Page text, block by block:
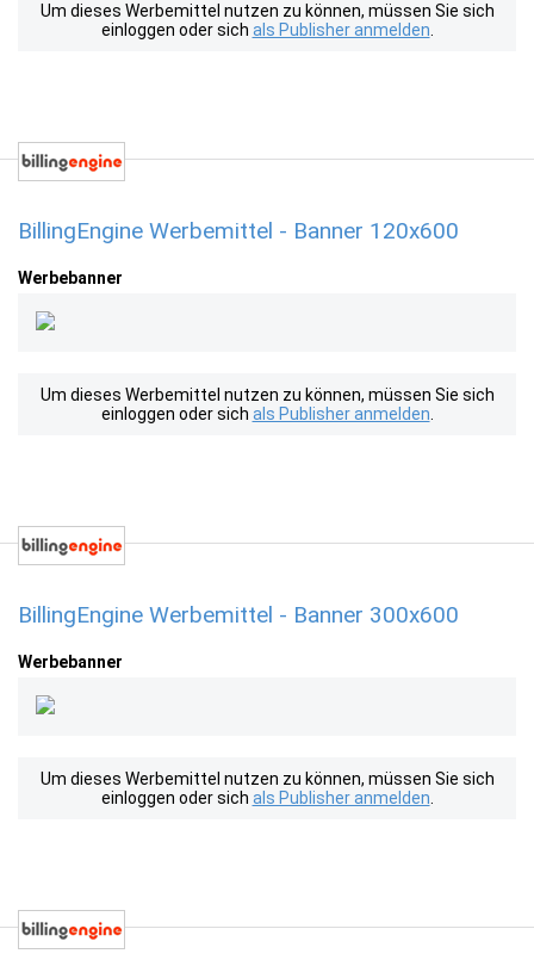
Um dieses Werbemittel nutzen zu können, müssen Sie sich
einloggen oder sich als Publisher anmelden
BillingEngine Werbemittel - Banner 120x600
Werbebanner
Um dieses Werbemittel nutzen zu können, müssen Sie sich
einloggen oder sich als Publisher anmelden
BillingEngine Werbemittel - Banner 300x600
Werbebanner
Um dieses Werbemittel nutzen zu können, müssen Sie sich
einloggen oder sich als Publisher anmelden